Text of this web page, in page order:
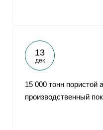
13
дек
15 000 тонн
производственный